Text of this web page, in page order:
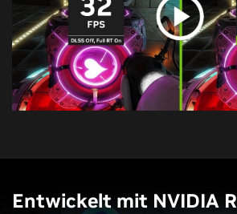
Entwickelt mit NVIDIA